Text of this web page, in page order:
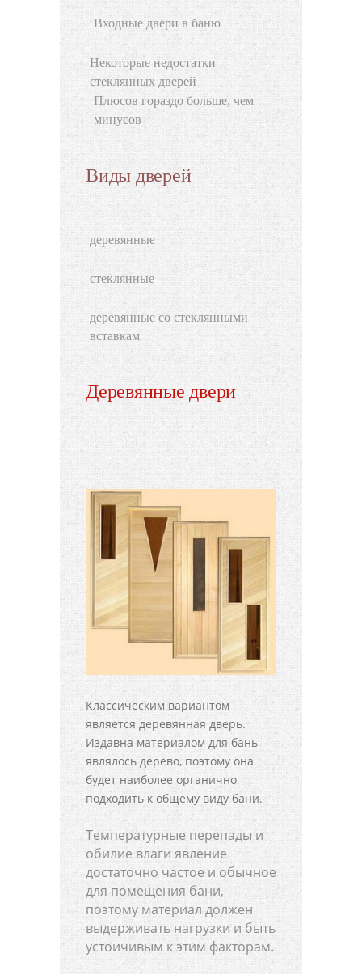
Входные двери в баню
Некоторые недостатки
стеклянных дверей
Плюсов гораздо больше, чем
минусов
Виды дверей
деревянные
стеклянные
деревянные со стеклянными
вставкам
Деревянные двери
Классическим вариантом
является деревянная дверь.
Издавна материалом для бань
являлось дерево, поэтому она
будет наиболее органично
подходить к общему виду бани.
Температурные перепады и
обилие влаги явление
достаточно частое и обычное
для помещения бани,
поэтому материал должен
выдерживать нагрузки и быть
устоичивым к этим факторам.